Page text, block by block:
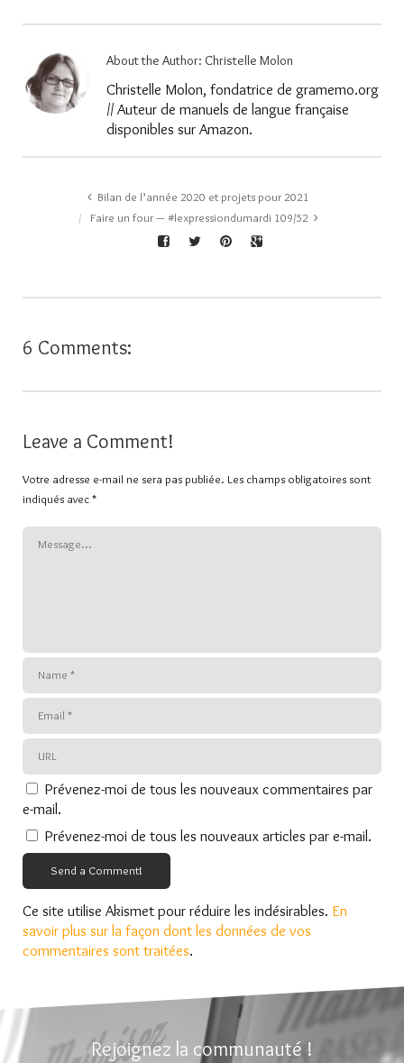
About the Author: Christelle Molon
Christelle Molon, fondatrice de gramemo.org
// Auteur de manuels de langue française
disponibles sur Amazon.
Bilan de l’année 2020 et projets pour 2021
Faire un four — #lexpressiondumardi 109/52
6 Comments:
Leave a Comment!
Votre adresse e-mail ne sera pas publiée. Les champs obligatoires sont
indiqués avec*
Prévenez-moi de tous les nouveaux commentaires par
e-mail.
Prévenez-moi de tous les nouveaux articles par e-mail.
Send a Comment!
Ce site utilise Akismet pour réduire les indésirables. En
savoir plus sur la façon dont les données de vos
commentaires sont traitées.
Rejoignez la communauté !